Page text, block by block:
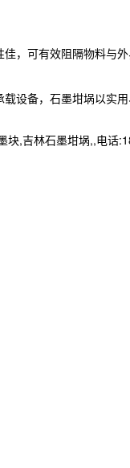
，可有效阻隔物料与
设备，石墨坩埚以实
块,吉林石墨坩埚,,电话